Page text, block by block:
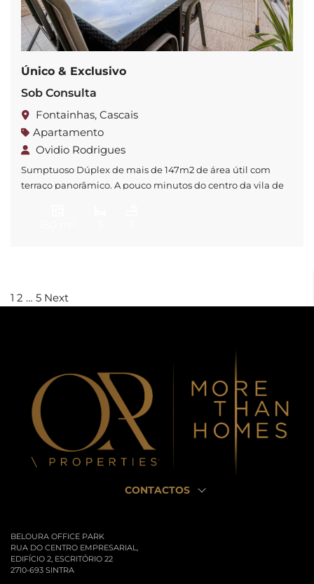
Único & Exclusivo
Sob Consulta
Fontainhas, Cascais
Apartamento
Ovidio Rodrigues
Sumptuoso Dúplex de mais de 147m2 de área útil com
terraço panorâmico. A pouco minutos do centro da vila de
1 2 … 5 Next
CONTACTOS
BELOURA OFFICE PARK
RUA DO CENTRO EMPRESARIAL,
EDIFÍCIO 2, ESCRITÓRIO 22
2710-693 SINTRA